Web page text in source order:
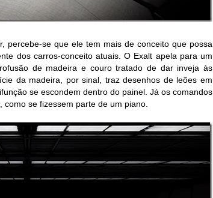
percebe-se que ele tem mais de conceito que possa
dos carros-conceito atuais. O Exalt apela para um
de madeira e couro tratado de dar inveja às
da madeira, por sinal, traz desenhos de leões em
se escondem dentro do painel. Já os comandos
se fizessem parte de um piano.